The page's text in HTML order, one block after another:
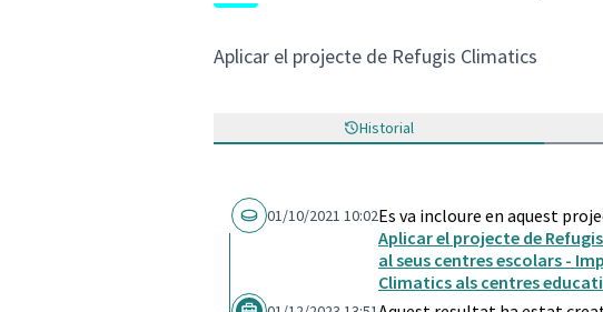
Aplicar el projecte de Refugis Climatics
Historial
01/10/2021 10:02Es va incloure en aquest
Aplicar el projecte de
al seus centres escolars -
Climatics als centres